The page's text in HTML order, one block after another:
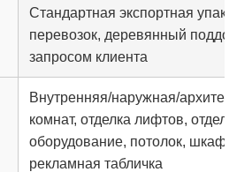
Стандартная экспортная
перевозок, деревянный поддон
запросом клиента
Внутренняя/наружная/
комнат, отделка лифтов, отделка
оборудование, потолок, шкаф,
рекламная табличка